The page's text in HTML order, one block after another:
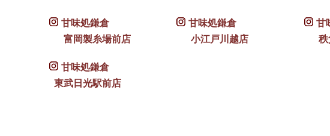
甘味処鎌倉
富岡製糸場前店
甘味処鎌倉
小江戸川越店
甘
秩
甘味処鎌倉
東武日光駅前店